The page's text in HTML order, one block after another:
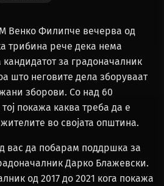
Венко Филипче вечерва од
трибина рече дека нема
за градоначалник
што неговите дела зборуваат
зборови. Со над 60
покажа каква треба да е
во својата општина.
вас да побарам поддршка за
Дарко Блажевски.
од 2017 до 2021 кога покажа